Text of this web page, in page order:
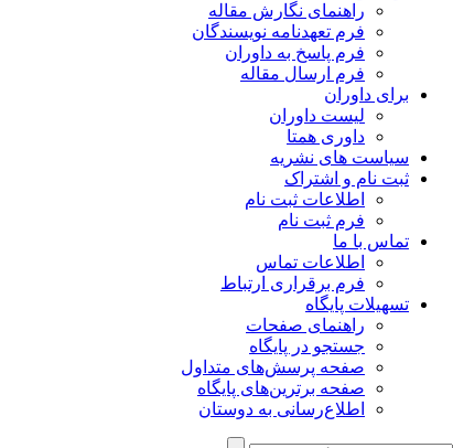
راهنمای نگارش مقاله
فرم تعهدنامه نویسندگان
فرم پاسخ به داوران
فرم ارسال مقاله
برای داوران
لیست داوران
داوری همتا
سیاست های نشریه
ثبت نام و اشتراک
اطلاعات ثبت نام
فرم ثبت نام
تماس با ما
اطلاعات تماس
فرم برقراری ارتباط
تسهیلات پایگاه
راهنمای صفحات
جستجو در پایگاه
صفحه پرسش‌های متداول
صفحه برترین‌های پایگاه
اطلاع‌رسانی به دوستان